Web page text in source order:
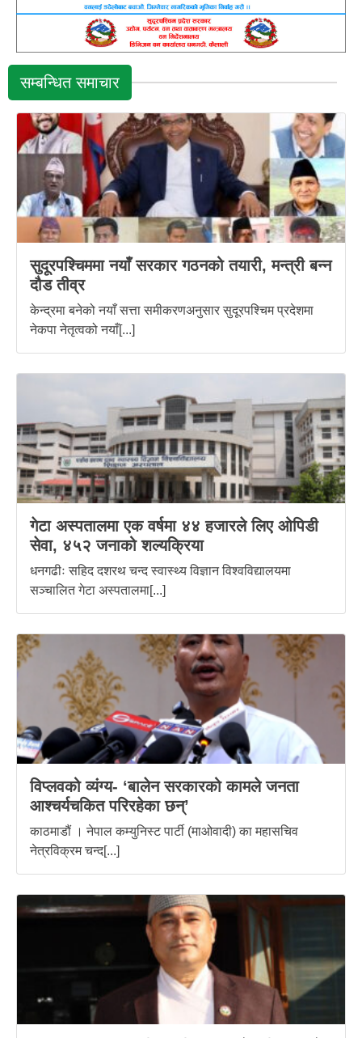
सम्बन्धित समाचार
सुदूरपश्चिममा नयाँ सरकार गठनको तयारी, मन्त्री बन्न
दौड तीव्र
केन्द्रमा बनेको नयाँ सत्ता समीकरणअनुसार सुदूरपश्चिम प्रदेशमा
नेकपा नेतृत्वको नयाँ[...]
गेटा अस्पतालमा एक वर्षमा ४४ हजारले लिए ओपिडी
सेवा, ४५२ जनाको शल्यक्रिया
धनगढीः सहिद दशरथ चन्द स्वास्थ्य विज्ञान विश्वविद्यालयमा
सञ्चालित गेटा अस्पतालमा[...]
विप्लवको व्यंग्य- ‘बालेन सरकारको कामले जनता
आश्चर्यचकित परिरहेका छन्’
काठमाडौं । नेपाल कम्युनिस्ट पार्टी (माओवादी) का महासचिव
नेत्रविक्रम चन्द[...]